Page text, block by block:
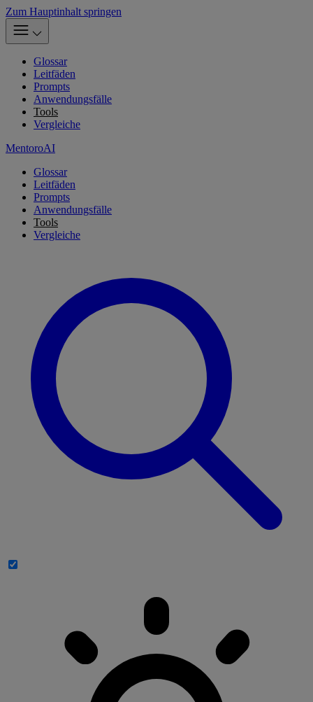
Zum Hauptinhalt springen
Glossar
Leitfäden
Prompts
Anwendungsfälle
Tools
Vergleiche
MentoroAI
Glossar
Leitfäden
Prompts
Anwendungsfälle
Tools
Vergleiche